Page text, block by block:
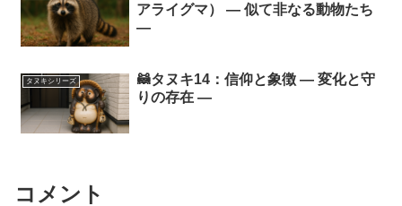
アライグマ） ― 似て非なる動物たち
―
タヌキシリーズ
🦝タヌキ14：信仰と象徴 ― 変化と守
りの存在 ―
コメント